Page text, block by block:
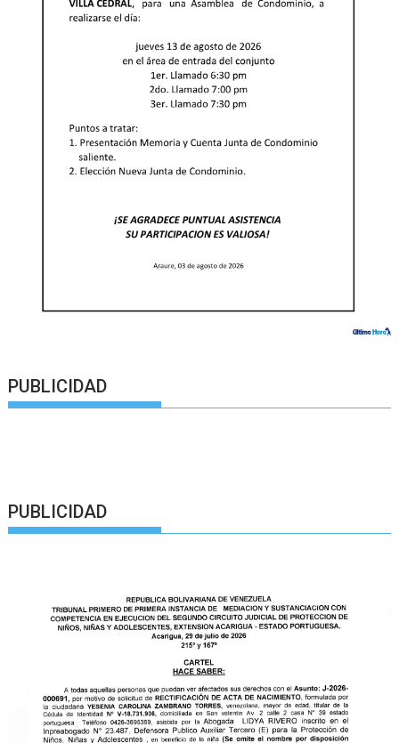
PUBLICIDAD
PUBLICIDAD